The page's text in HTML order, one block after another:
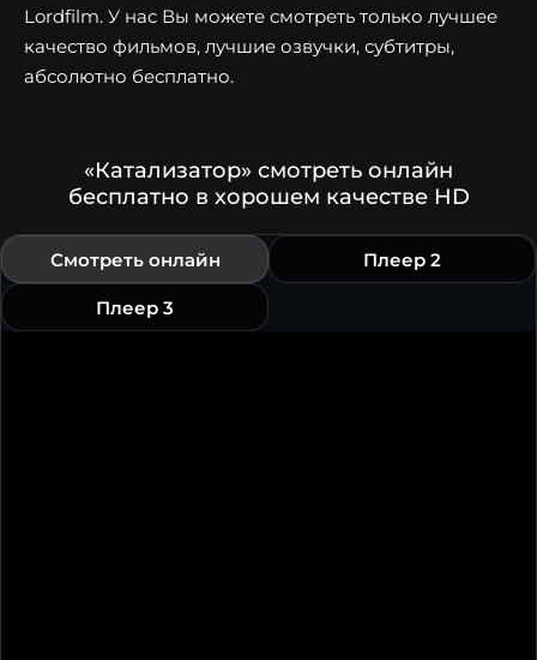
Lordfilm. У нас Вы можете смотреть только лучшее
качество фильмов, лучшие озвучки, субтитры,
абсолютно бесплатно.
«Катализатор» смотреть онлайн
бесплатно в хорошем качестве HD
Смотреть онлайн Плеер 2
Плеер 3